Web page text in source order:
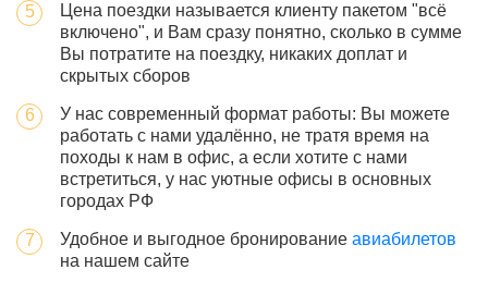
Цена поездки называется клиенту пакетом "всё
включено", и Вам сразу понятно, сколько в сумме
Вы потратите на поездку, никаких доплат и
скрытых сборов
У нас современный формат работы: Вы можете
работать с нами удалённо, не тратя время на
походы к нам в офис, а если хотите с нами
встретиться, у нас уютные офисы в основных
городах РФ
Удобное и выгодное бронирование авиабилетов
на нашем сайте